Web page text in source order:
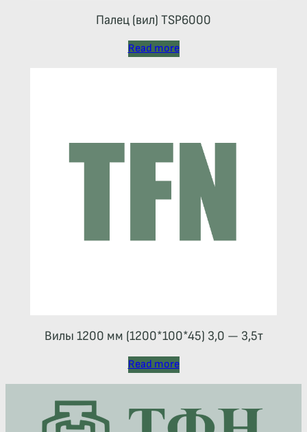
Палец (вил) TSP6000
Read more
Вилы 1200 мм (1200*100*45) 3,0 — 3,5т
Read more